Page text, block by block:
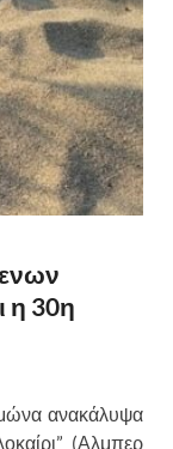
η 30η
ανακάλυψα
(Αλμπερ